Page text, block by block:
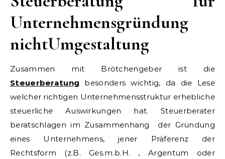
Unternehmensgründung
nichtUmgestaltung
Zusammen mit Brötchengeber ist die
Steuerberatung besonders wichtig, da die Lese
welcher richtigen Unternehmensstruktur erhebliche
steuerliche Auswirkungen hat. Steuerberater
beratschlagen im Zusammenhang der Gründung
eines Unternehmens, jener Präferenz der
Rechtsform (z.B. Ges.m.b.H. , Argentum oder